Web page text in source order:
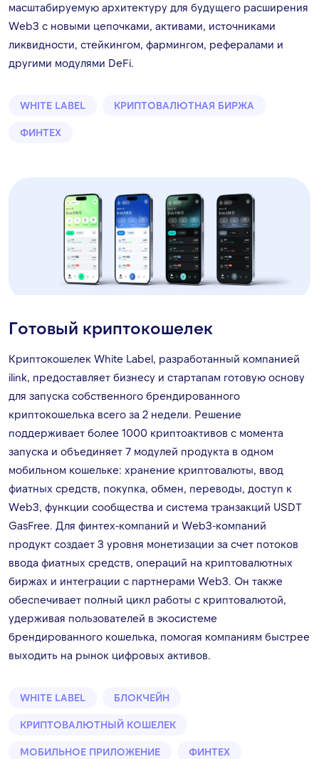
масштабируемую архитектуру для будущего расширения
Web3 с новыми цепочками, активами, источниками
ликвидности, стейкингом, фармингом, рефералами и
другими модулями DeFi.
WHITE LABEL КРИПТОВАЛЮТНАЯ БИРЖА
ФИНТЕХ
Готовый криптокошелек
Криптокошелек White Label, разработанный компанией
ilink, предоставляет бизнесу и стартапам готовую основу
для запуска собственного брендированного
криптокошелька всего за 2 недели. Решение
поддерживает более 1000 криптоактивов с момента
запуска и объединяет 7 модулей продукта в одном
мобильном кошельке: хранение криптовалюты, ввод
фиатных средств, покупка, обмен, переводы, доступ к
Web3, функции сообщества и система транзакций USDT
GasFree. Для финтех-компаний и Web3-компаний
продукт создает 3 уровня монетизации за счет потоков
ввода фиатных средств, операций на криптовалютных
биржах и интеграции с партнерами Web3. Он также
обеспечивает полный цикл работы с криптовалютой,
удерживая пользователей в экосистеме
брендированного кошелька, помогая компаниям быстрее
выходить на рынок цифровых активов.
WHITE LABEL БЛОКЧЕЙН
КРИПТОВАЛЮТНЫЙ КОШЕЛЕК
МОБИЛЬНОЕ ПРИЛОЖЕНИЕ ФИНТЕХ